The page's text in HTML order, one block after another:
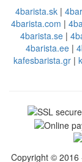
4barista.sk|
4barista.com |
4barista.se |
4barista.ee|
kafesbarista.gr|
Copyright © 2016